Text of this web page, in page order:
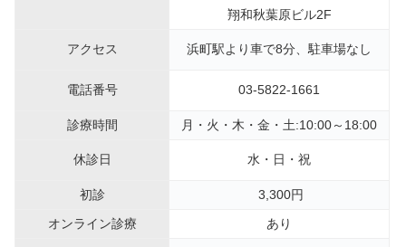
翔和秋葉原ビル2F
アクセス 浜町駅より車で8分、駐車場なし
電話番号 03-5822-1661
診療時間 月・火・木・金・土:10:00～18:00
休診日 水・日・祝
初診
3,300円
オンライン診療
あり